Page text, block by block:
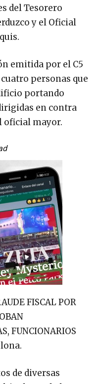
del Tesorero
y el Oficial
emitida por el C5
personas que
portando
en contra
oficial mayor.
FISCAL POR
FUNCIONARIOS
lona.
de diversas